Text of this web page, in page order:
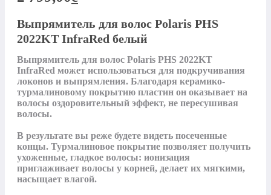
Выпрямитель для волос Polaris PHS
2022KT InfraRed белый
Выпрямитель для волос Polaris PHS 2022KT
InfraRed может использоваться для подкручивания
локонов и выпрямления. Благодаря керамико-
турмалиновому покрытию пластин он оказывает на
волосы оздоровительный эффект, не пересушивая
волосы.
В результате вы реже будете видеть посеченные
концы. Турмалиновое покрытие позволяет получить
ухоженные, гладкое волосы: ионизация
приглаживает волосы у корней, делает их мягкими,
насыщает влагой.